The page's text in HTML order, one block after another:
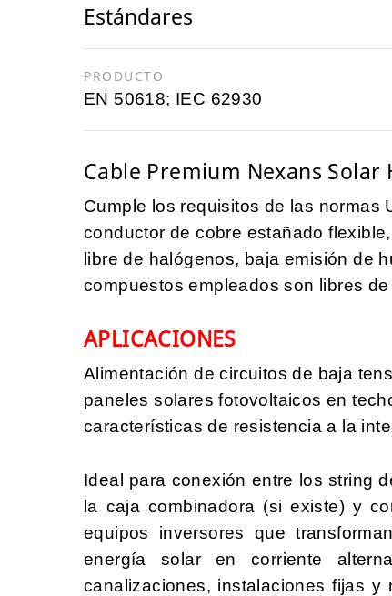
Estándares
PRODUCTO
EN 50618; IEC 62930
Cable Premium Nexans Solar
Cumple los requisitos de las normas
conductor de cobre estañado
libre de halógenos, baja emisión de
compuestos empleados son libres
APLICACIONES
Alimentación de circuitos de baja
paneles solares fotovoltaicos en
características de resistencia a la
Ideal para conexión entre los string
la caja combinadora (si existe) y
equipos inversores que
energía solar en corriente
canalizaciones, instalaciones fijas